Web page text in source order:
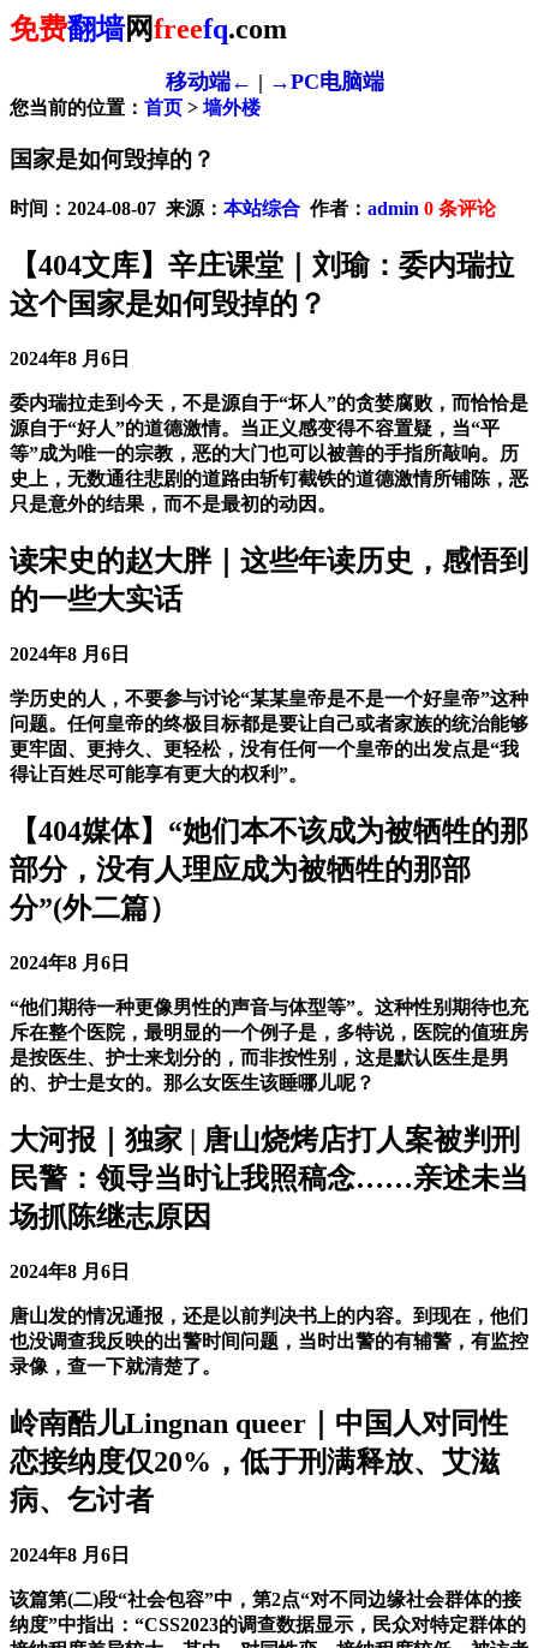
免费翻墙网freefq.com
移动端← | →PC电脑端
您当前的位置： 首页 > 墙外楼
国家是如何毁掉的？
时间：2024-08-07 来源： 本站综合 作者： admin 0 条评论
【404文库】辛庄课堂｜刘瑜：委内瑞拉
这个国家是如何毁掉的？
2024年8 月6日
委内瑞拉走到今天，不是源自于“坏人”的贪婪腐败，而恰恰是
源自于“好人”的道德激情。当正义感变得不容置疑，当“平
等”成为唯一的宗教，恶的大门也可以被善的手指所敲响。历
史上，无数通往悲剧的道路由斩钉截铁的道德激情所铺陈，恶
只是意外的结果，而不是最初的动因。
读宋史的赵大胖｜这些年读历史，感悟到
的一些大实话
2024年8 月6日
学历史的人，不要参与讨论“某某皇帝是不是一个好皇帝”这种
问题。任何皇帝的终极目标都是要让自己或者家族的统治能够
更牢固、更持久、更轻松，没有任何一个皇帝的出发点是“我
得让百姓尽可能享有更大的权利”。
【404媒体】“她们本不该成为被牺牲的那
部分，没有人理应成为被牺牲的那部
分”(外二篇）
2024年8 月6日
“他们期待一种更像男性的声音与体型等”。这种性别期待也充
斥在整个医院，最明显的一个例子是，多特说，医院的值班房
是按医生、护士来划分的，而非按性别，这是默认医生是男
的、护士是女的。那么女医生该睡哪儿呢？
大河报｜独家 | 唐山烧烤店打人案被判刑
民警：领导当时让我照稿念……亲述未当
场抓陈继志原因
2024年8 月6日
唐山发的情况通报，还是以前判决书上的内容。到现在，他们
也没调查我反映的出警时间问题，当时出警的有辅警，有监控
录像，查一下就清楚了。
岭南酷儿Lingnan queer｜中国人对同性
恋接纳度仅20%，低于刑满释放、艾滋
病、乞讨者
2024年8 月6日
该篇第(二)段“社会包容”中，第2点“对不同边缘社会群体的接
纳度”中指出：“CSS2023的调查数据显示，民众对特定群体的